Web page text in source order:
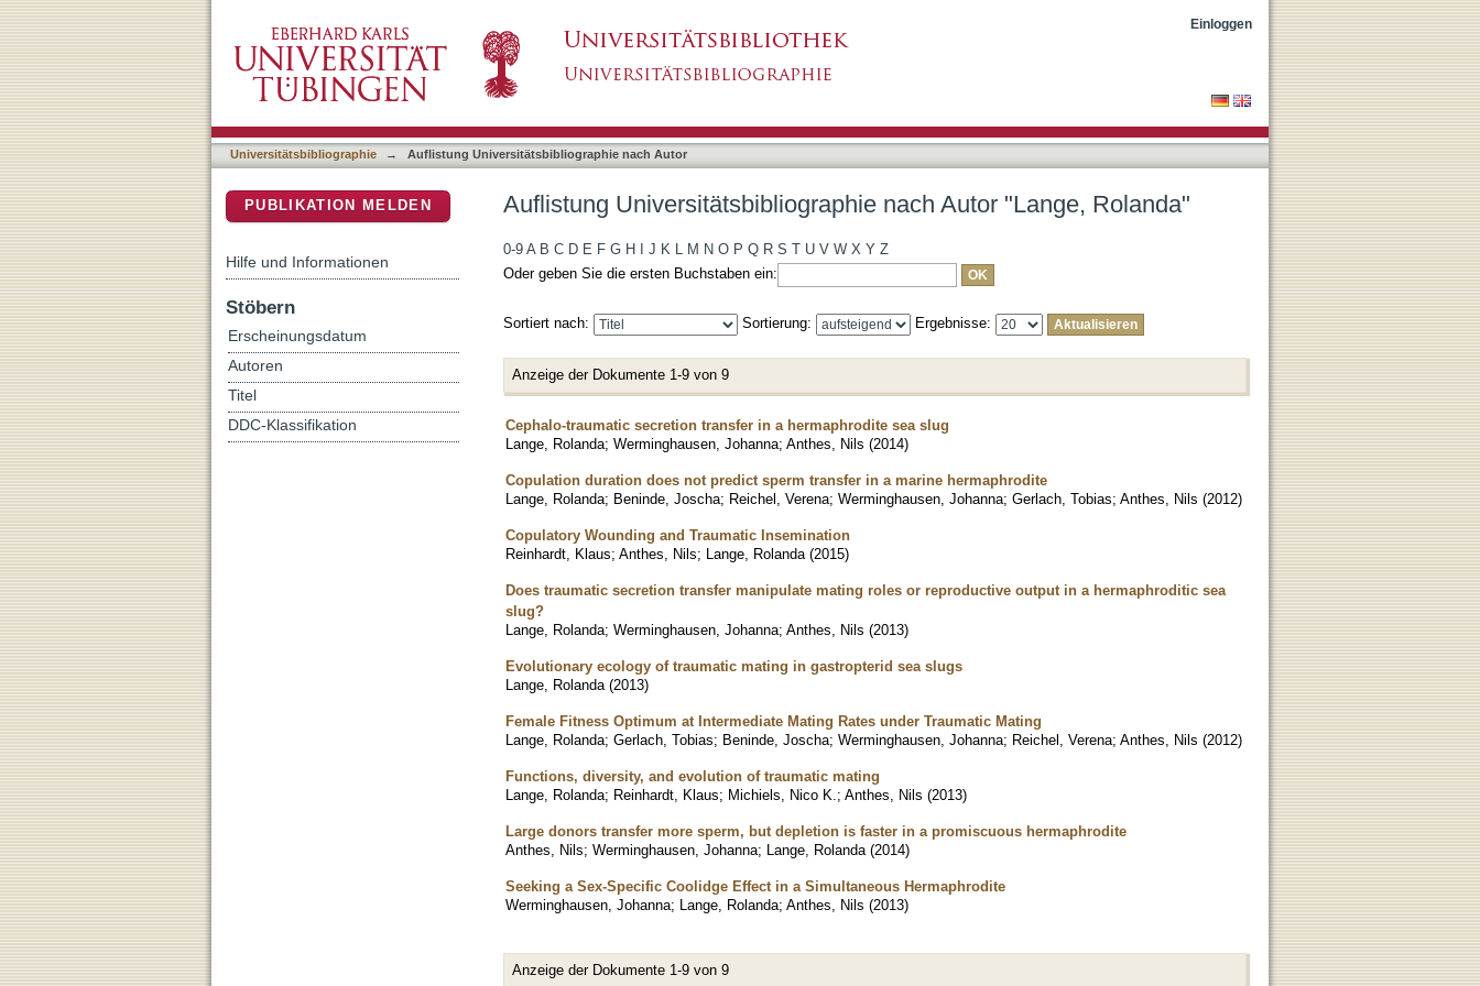
Einloggen
Universitätsbibliographie → Auflistung Universitätsbibliographie nach Autor
Auflistung Universitätsbibliographie nach Autor "Lange, Rolanda"
0-9 A B C D E F G H J K L M N O P Q R S T U V W X Y Z
Oder geben Sie die ersten Buchstaben ein:
Sortiert nach: Sortierung: Ergebnisse:
Anzeige der Dokumente 1-9 von 9
Cephalo-traumatic secretion transfer in a hermaphrodite sea slug
Lange, Rolanda; Werminghausen, Johanna; Anthes, Nils (2014)
Copulation duration does not predict sperm transfer in a marine hermaphrodite
Lange, Rolanda; Beninde, Joscha; Reichel, Verena; Werminghausen, Johanna; Gerlach, Tobias; Anthes, Nils (2012)
Copulatory Wounding and Traumatic Insemination
Reinhardt, Klaus; Anthes, Nils; Lange, Rolanda (2015)
Does traumatic secretion transfer manipulate mating roles or reproductive output in a hermaphroditic sea
slug?
Lange, Rolanda; Werminghausen, Johanna; Anthes, Nils (2013)
Evolutionary ecology of traumatic mating in gastropterid sea slugs
Lange, Rolanda (2013)
Female Fitness Optimum at Intermediate Mating Rates under Traumatic Mating
Lange, Rolanda; Gerlach, Tobias; Beninde, Joscha; Werminghausen, Johanna; Reichel, Verena; Anthes, Nils (2012)
Functions, diversity, and evolution of traumatic mating
Lange, Rolanda; Reinhardt, Klaus; Michiels, Nico K. ; Anthes, Nils (2013)
Large donors transfer more sperm, but depletion is faster in a promiscuous hermaphrodite
Anthes, Nils; Werminghausen, Johanna; Lange, Rolanda (2014)
Seeking a Sex-Specific Coolidge Effect in a Simultaneous Hermaphrodite
Werminghausen, Johanna; Lange, Rolanda; Anthes, Nils (2013)
Anzeige der Dokumente 1-9 von 9
PUBLIKATION MELDEN
Hilfe und Informationen
Stöbern
Erscheinungsdatum
Autoren
Titel
DDC-Klassifikation